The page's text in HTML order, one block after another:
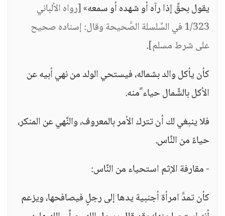
يقول بحقِّ إذا رآه أو شهده أو سمعه»[رواه الألباني
1/323 في السِّلسلة الصَّحيحة وقال: إسناده صحيح
على شرط مسلم].
كأن يأكل والد بشماله، فيستحي الولد من نهي أبيه عن
الأكل بالشِّمال حياء ًمنه.
فلا ينبغي لك أن تترك الأمر بالمعروف، والنَّهي عن المنكر،
حياءً من النَّاس.
- مقارفة الإثم استحياء من النَّاس:
كأن تمدَّ امرأة أجنبية يدها إلى رجلٍ فيصافحها، ويزعم